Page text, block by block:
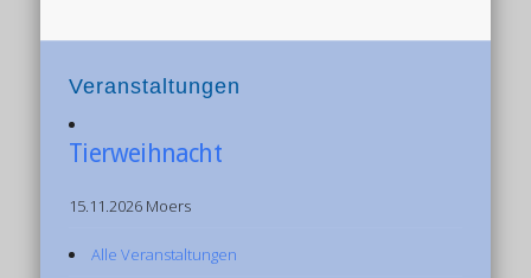
Veranstaltungen
Tierweihnacht
15.11.2026 Moers
Alle Veranstaltungen